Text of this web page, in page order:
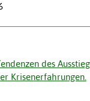
des
Krisenerfahrungen.